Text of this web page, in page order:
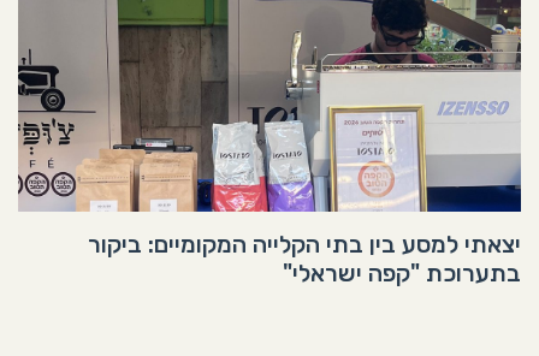
יצאתי למסע בין בתי הקלייה המקומיים: ביקור
בתערוכת "קפה ישראלי"